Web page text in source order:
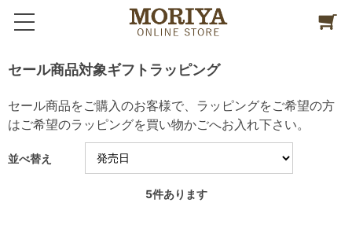
セール商品対象ギフトラッピング
セール商品をご購入のお客様で、ラッピングをご希望の方
はご希望のラッピングを買い物かごへお入れ下さい。
並べ替え
5件あります